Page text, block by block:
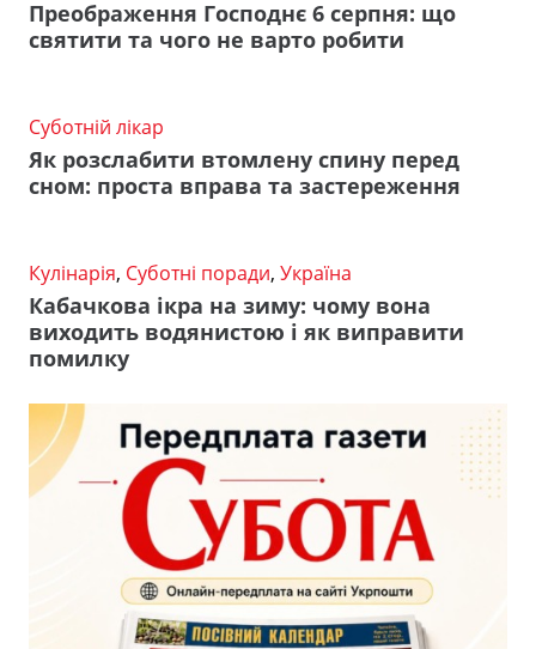
Преображення Господнє 6 серпня: що
святити та чого не варто робити
Суботній лікар
Як розслабити втомлену спину перед
сном: проста вправа та застереження
Кулінарія, Суботні поради, Україна
Кабачкова ікра на зиму: чому вона
виходить водянистою і як виправити
помилку